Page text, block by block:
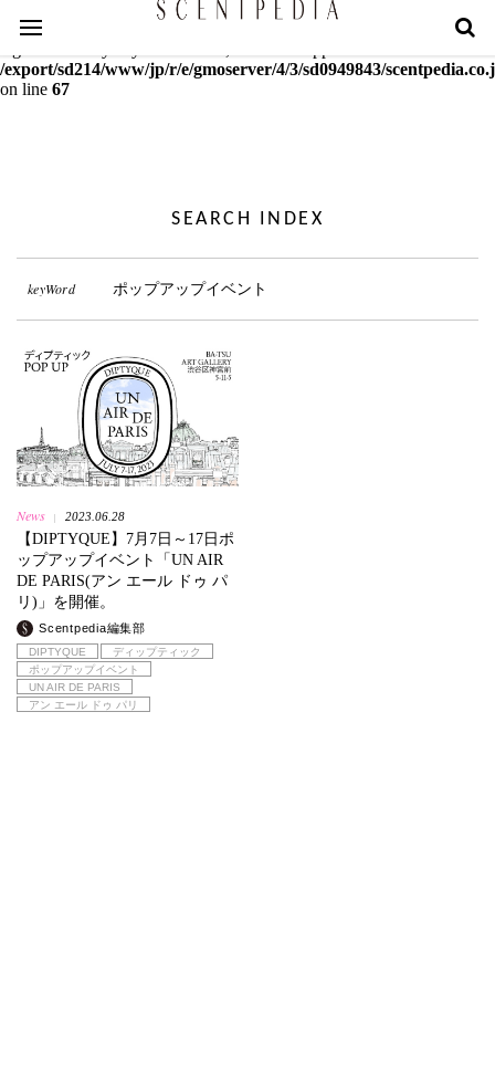
Warning
: mcrypt_decrypt(): Key of size 18 not supported by this
/export/sd214/www/jp/r/e/gmoserver/4/3/sd0949843/
on line 67
SEARCH INDEX
keyWord ポップアップイベント
News 2023.06.28
【DIPTYQUE】7月7日～17日ポ
ップアップイベント「UN AIR
DE PARIS(アン エール ドゥ パ
リ)」を開催。
Scentpedia編集部
DIPTYQUE
ディップティック
ポップアップイベント
UN AIR DE PARIS
アン エール ドゥ パリ